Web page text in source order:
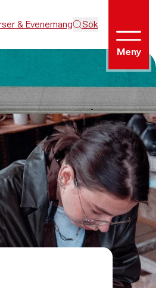
& Evenemang Sök
Meny